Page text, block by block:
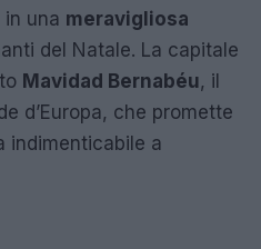
una meravigliosa
del Natale. La capitale
Mavidad Bernabéu, il
d’Europa, che promette
indimenticabile a